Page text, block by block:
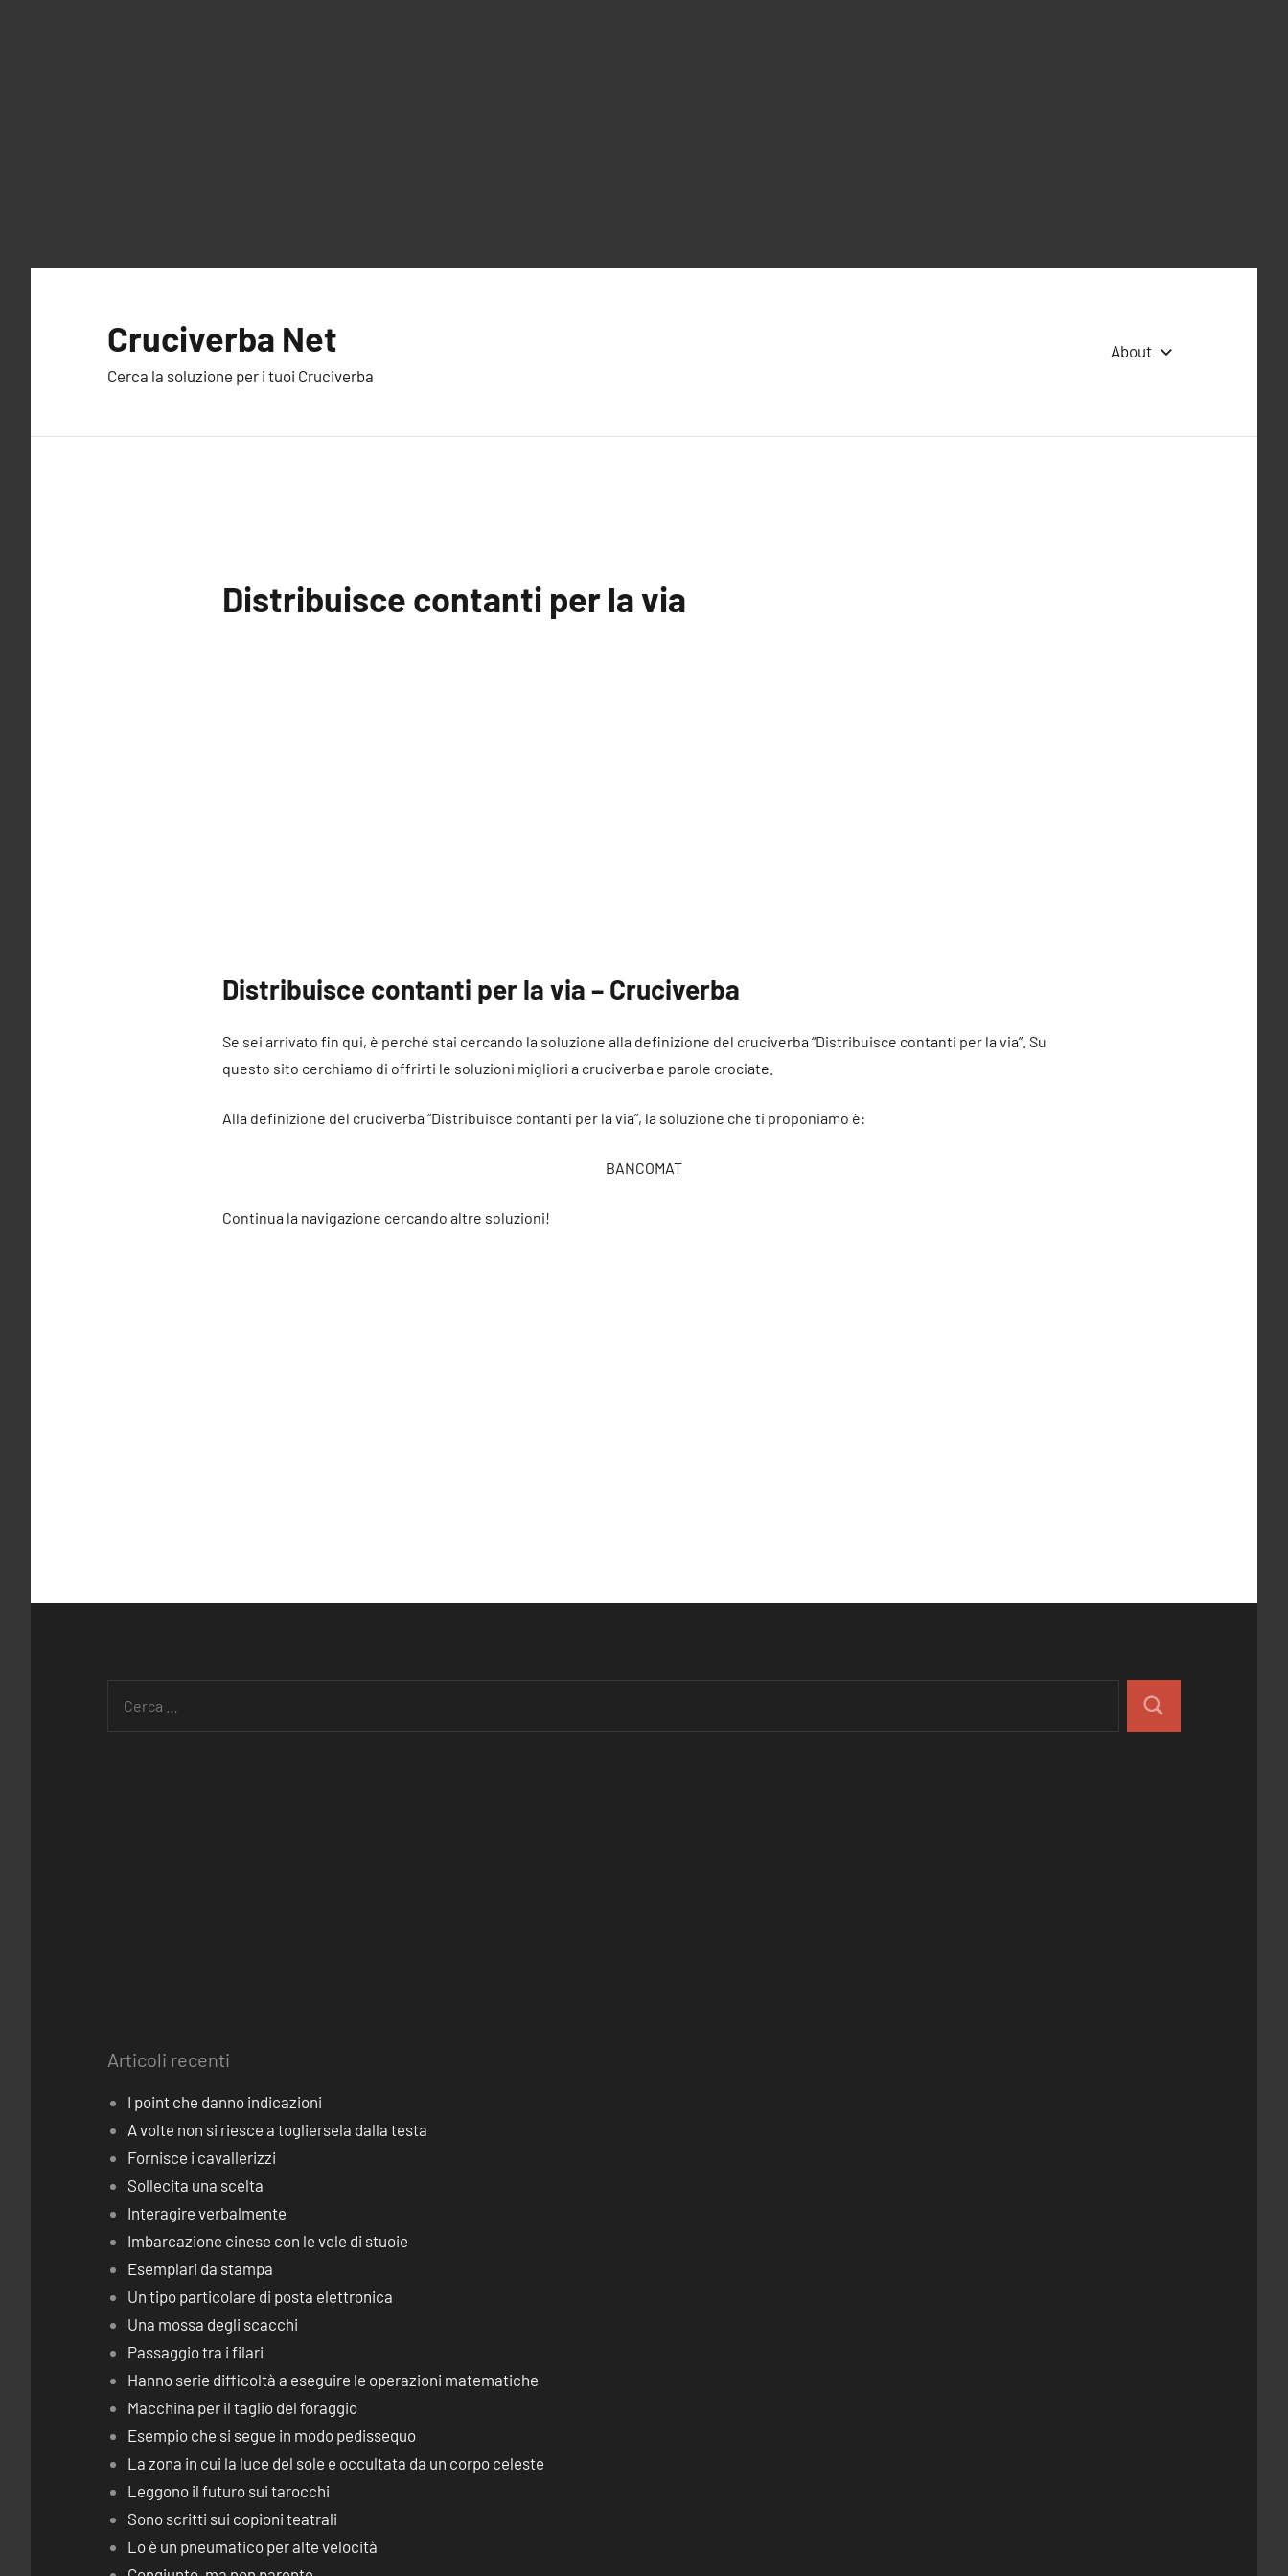
Cruciverba Net
Cerca la soluzione per i tuoi Cruciverba
About
Distribuisce contanti per la via
Distribuisce contanti per la via – Cruciverba
Se sei arrivato fin qui, è perché stai cercando la soluzione alla definizione del cruciverba “Distribuisce contanti per la via”. Su
questo sito cerchiamo di offrirti le soluzioni migliori a cruciverba e parole crociate.
Alla definizione del cruciverba “Distribuisce contanti per la via”, la soluzione che ti proponiamo è:
BANCOMAT
Continua la navigazione cercando altre soluzioni!
Articoli recenti
I point che danno indicazioni
A volte non si riesce a togliersela dalla testa
Fornisce i cavallerizzi
Sollecita una scelta
Interagire verbalmente
Imbarcazione cinese con le vele di stuoie
Esemplari da stampa
Un tipo particolare di posta elettronica
Una mossa degli scacchi
Passaggio tra i filari
Hanno serie difficoltà a eseguire le operazioni matematiche
Macchina per il taglio del foraggio
Esempio che si segue in modo pedissequo
La zona in cui la luce del sole e occultata da un corpo celeste
Leggono il futuro sui tarocchi
Sono scritti sui copioni teatrali
Lo è un pneumatico per alte velocità